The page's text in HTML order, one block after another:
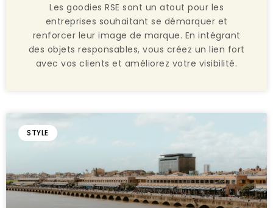
Les goodies RSE sont un atout pour les
entreprises souhaitant se démarquer et
renforcer leur image de marque. En intégrant
des objets responsables, vous créez un lien fort
avec vos clients et améliorez votre visibilité.
STYLE